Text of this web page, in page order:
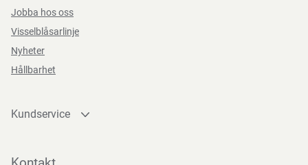
Jobba hos oss
Visselblåsarlinje
Nyheter
Hållbarhet
Kundservice
Bli kund